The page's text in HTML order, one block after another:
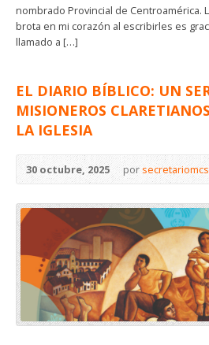
nombrado Provincial de Centroamérica.
brota en mi corazón al escribirles es
llamado a […]
EL DIARIO BÍBLICO: UN
MISIONEROS
LA IGLESIA
30 octubre, 2025 porsecretariomcs